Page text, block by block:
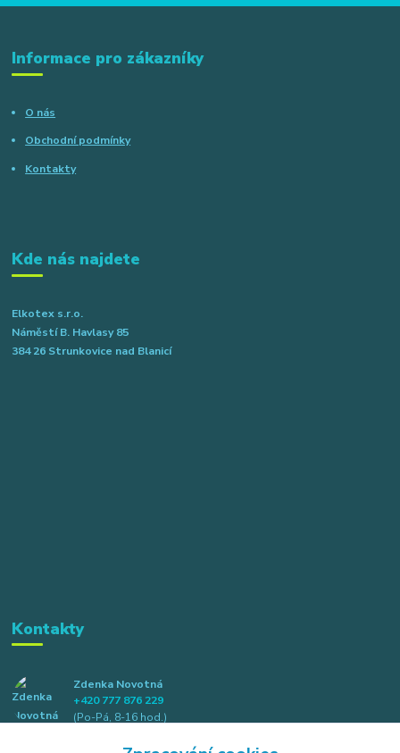
Informace pro zákazníky
O nás
Obchodní podmínky
Kontakty
Kde nás najdete
Elkotex s.r.o.
Náměstí B. Havlasy 85
384 26 Strunkovice nad Blanicí
Kontakty
Zdenka Novotná
+420 777 876 229
(Po-Pá, 8-16 hod.)